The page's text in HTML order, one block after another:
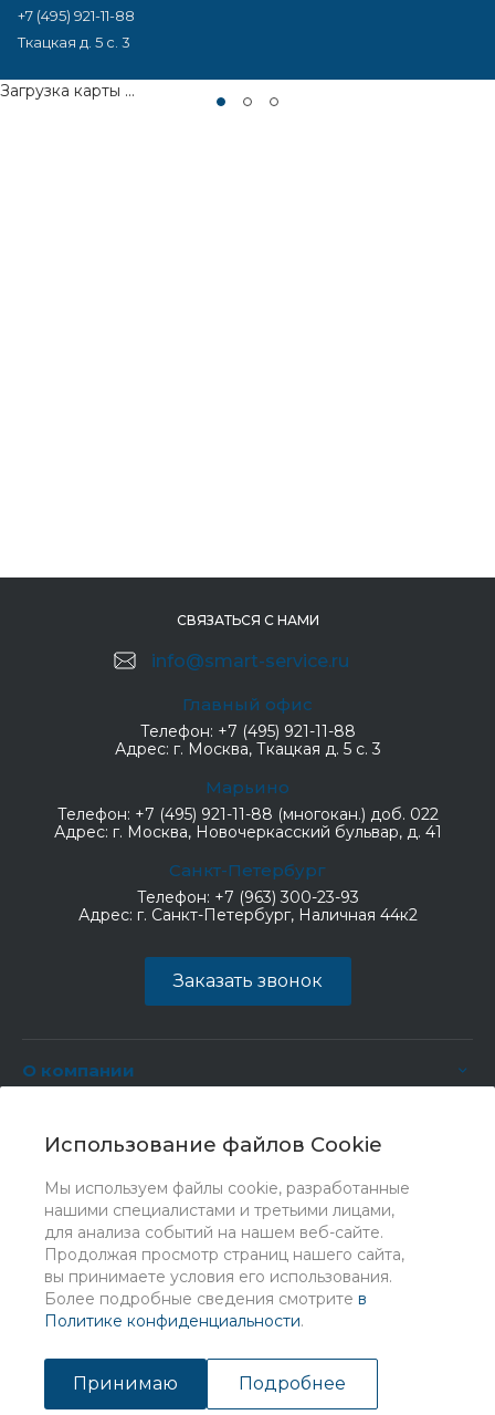
Использование файлов Cookie
Мы используем файлы cookie, разработанные
нашими специалистами и третьими лицами,
для анализа событий на нашем веб-сайте.
Продолжая просмотр страниц нашего сайта,
вы принимаете условия его использования.
Более подробные сведения смотрите в
Политике конфиденциальности.
Принимаю Подробнее
+7 (495) 921-11-88
Ткацкая д. 5 с. 3
Загрузка карты ...
СВЯЗАТЬСЯ С НАМИ
info@smart-service.ru
Главный офис
Телефон: +7 (495) 921-11-88
Адрес: г. Москва, Ткацкая д. 5 с. 3
Марьино
Телефон: +7 (495) 921-11-88 (многокан.) доб. 022
Адрес: г. Москва, Новочеркасский бульвар, д. 41
Санкт-Петербург
Телефон: +7 (963) 300-23-93
Адрес: г. Санкт-Петербург, Наличная 44к2
Заказать звонок
О компании
Услуги